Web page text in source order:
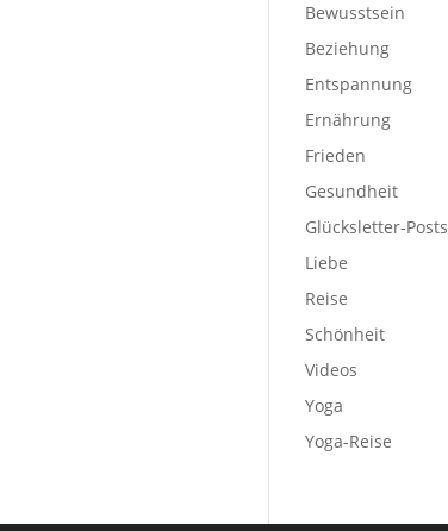
Bewusstsein
Beziehung
Entspannung
Ernährung
Frieden
Gesundheit
Glücksletter-Posts
Liebe
Reise
Schönheit
Videos
Yoga
Yoga-Reise